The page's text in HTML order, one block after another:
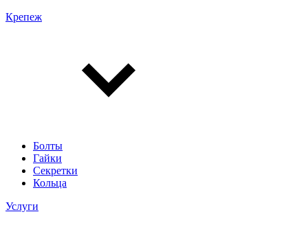
Крепеж
Болты
Гайки
Секретки
Кольца
Услуги